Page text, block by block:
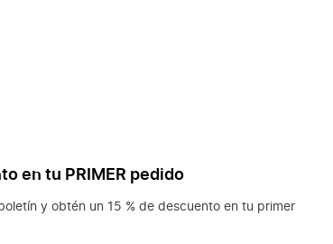
en tu PRIMER pedido
y obtén un 15 % de descuento en tu primer